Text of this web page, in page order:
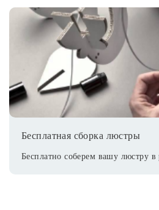
Бесплатная сборка люстры
Бесплатно соберем вашу люстру в